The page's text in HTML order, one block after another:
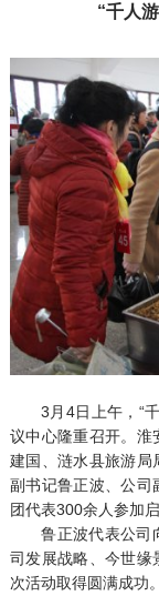
“千人
3月4日上午，“千
议中心隆重召开。淮
建国、涟水县旅游局
副书记鲁正波、公司
团代表300余人参加
鲁正波代表公司向
司发展战略、今世缘
次活动取得圆满成功